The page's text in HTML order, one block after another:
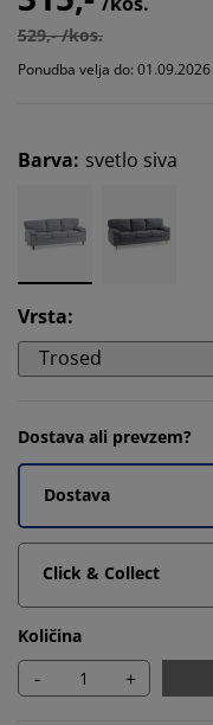
529,- /kos.
Ponudba velja do: 01.09.2026
Barva: svetlo siva
Vrsta:
Trosed
Dostava ali prevzem?
Dostava
Click & Collect
Količina
- +